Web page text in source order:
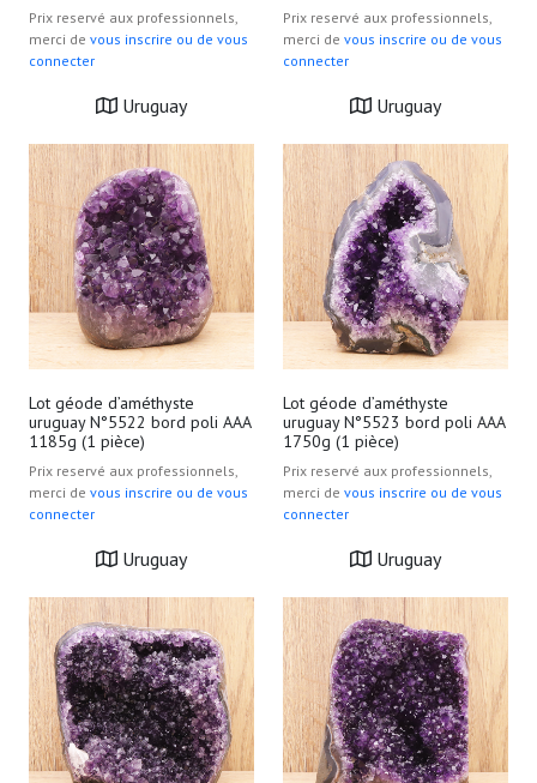
Prix reservé aux professionnels,
merci de vous inscrire ou de vous
connecter
Uruguay
Prix reservé aux professionnels,
merci de vous inscrire ou de vous
connecter
Uruguay
Lot géode d’améthyste
uruguay N°5522 bord poli AAA
1185g (1 pièce)
Prix reservé aux professionnels,
merci de vous inscrire ou de vous
connecter
Uruguay
Lot géode d’améthyste
uruguay N°5523 bord poli AAA
1750g (1 pièce)
Prix reservé aux professionnels,
merci de vous inscrire ou de vous
connecter
Uruguay